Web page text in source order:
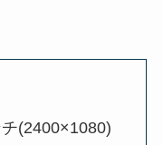
(2400×1080)